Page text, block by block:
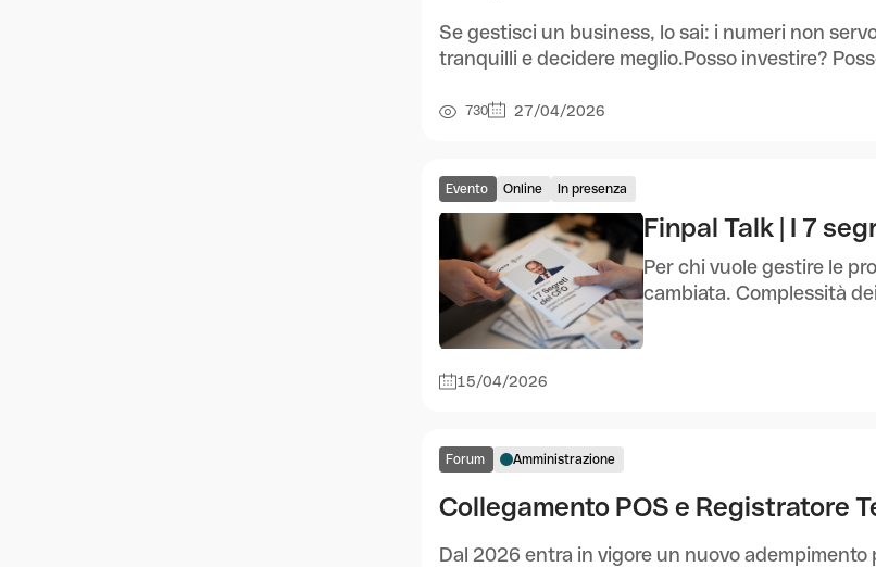
Se gestisci un business, lo sai: i numeri non
tranquilli e decidere meglio.Posso investire?
730 27/04/2026
Evento Online In presenza
Finpal Talk | I 7
Per chi vuole gestire le
cambiata. Complessità
15/04/2026
Forum Amministrazione
Collegamento POS e Registratore
Dal 2026 entra in vigore un nuovo